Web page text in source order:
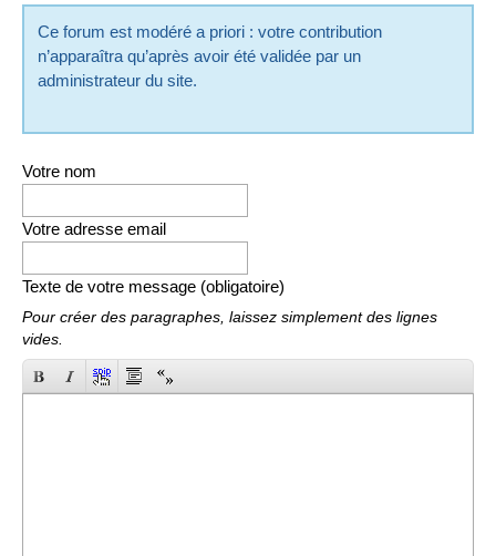
Ce forum est modéré a priori : votre contribution
n’apparaîtra qu’après avoir été validée par un
administrateur du site.
Votre nom
Votre adresse email
Texte de votre message (obligatoire)
Pour créer des paragraphes, laissez simplement des lignes
vides.